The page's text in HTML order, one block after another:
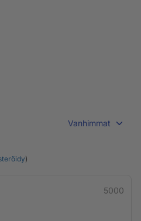
Vanhimmat
)
5000